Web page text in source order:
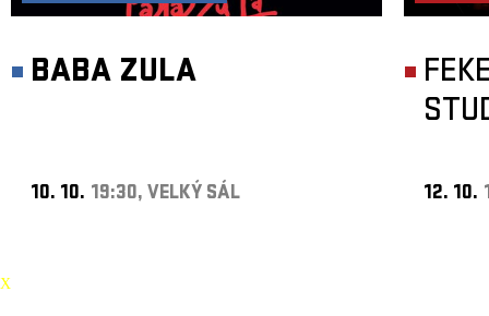
BABA ZULA
10. 10. 19:30, VELKÝ SÁL 12. 10.
X